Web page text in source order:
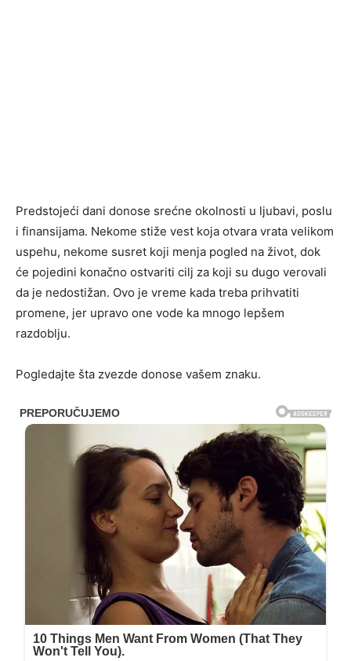
Predstojeći dani donose srećne okolnosti u ljubavi, poslu
i finansijama. Nekome stiže vest koja otvara vrata velikom
uspehu, nekome susret koji menja pogled na život, dok
će pojedini konačno ostvariti cilj za koji su dugo verovali
da je nedostižan. Ovo je vreme kada treba prihvatiti
promene, jer upravo one vode ka mnogo lepšem
razdoblju.
Pogledajte šta zvezde donose vašem znaku.